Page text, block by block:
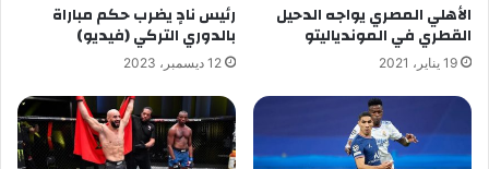
الأهلي المصري يواجه الدحيل
القطري في الموندياليتو
19 يناير، 2021
رئيس نادٍ يضرب حكم مباراة
بالدوري التركي (فيديو)
12 ديسمبر، 2023